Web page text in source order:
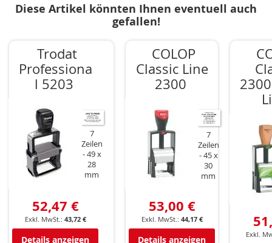
Diese Artikel könnten Ihnen eventuell auch
gefallen!
Trodat
Professiona
l 5203
7
Zeilen
49 x
28
mm
52,47 €
43,72 €
Details anzeigen
COLOP
Classic Line
2300
7
Zeilen
45 x
30
mm
53,00 €
44,17 €
Details anzeigen